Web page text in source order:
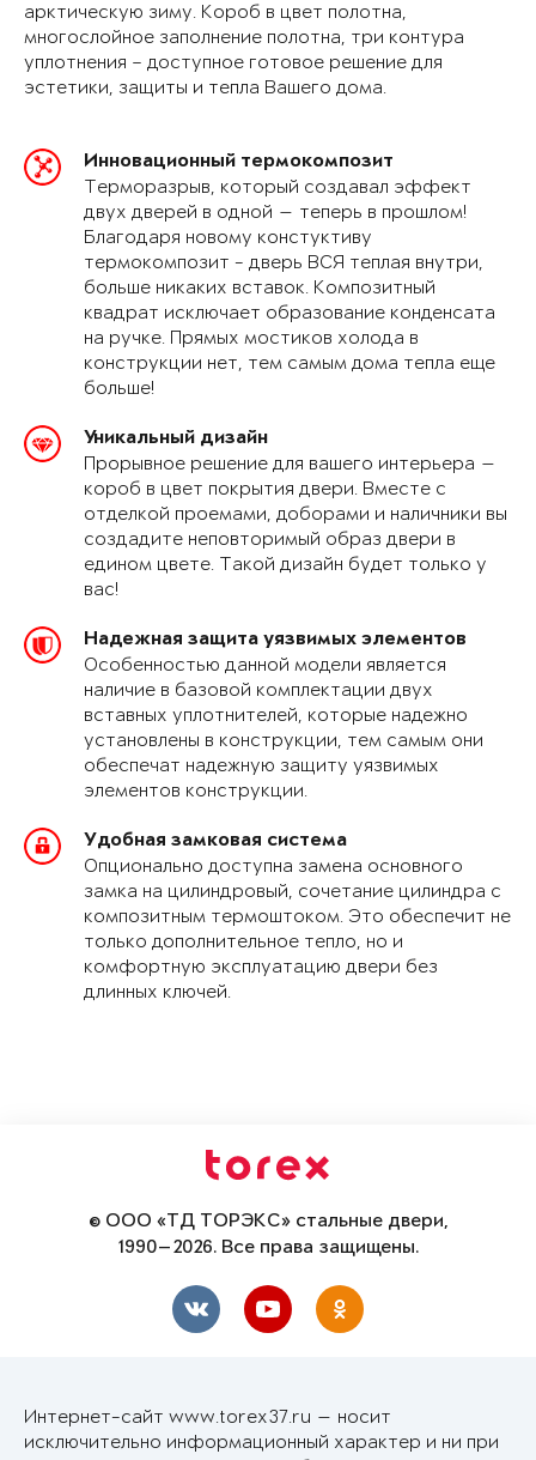
арктическую зиму. Короб в цвет полотна,
многослойное заполнение полотна, три контура
уплотнения – доступное готовое решение для
эстетики, защиты и тепла Вашего дома.
Инновационный термокомпозит
Терморазрыв, который создавал эффект
двух дверей в одной — теперь в прошлом!
Благодаря новому констуктиву
термокомпозит - дверь ВСЯ теплая внутри,
больше никаких вставок. Композитный
квадрат исключает образование конденсата
на ручке. Прямых мостиков холода в
конструкции нет, тем самым дома тепла еще
больше!
Уникальный дизайн
Прорывное решение для вашего интерьера —
короб в цвет покрытия двери. Вместе с
отделкой проемами, доборами и наличники вы
создадите неповторимый образ двери в
едином цвете. Такой дизайн будет только у
вас!
Надежная защита уязвимых элементов
Особенностью данной модели является
наличие в базовой комплектации двух
вставных уплотнителей, которые надежно
установлены в конструкции, тем самым они
обеспечат надежную защиту уязвимых
элементов конструкции.
Удобная замковая система
Опционально доступна замена основного
замка на цилиндровый, сочетание цилиндра с
композитным термоштоком. Это обеспечит не
только дополнительное тепло, но и
комфортную эксплуатацию двери без
длинных ключей.
© ООО «ТД ТОРЭКС» стальные двери,
1990—2026. Все права защищены.
Интернет-сайт www.torex37.ru — носит
исключительно информационный характер и ни при